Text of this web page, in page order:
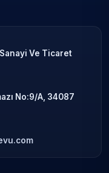
Ve Ticaret
No:9/A, 34087